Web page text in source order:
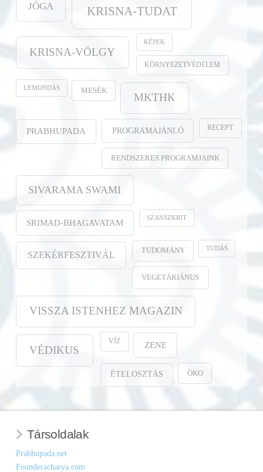
JÓGA KRISNA-TUDAT
KRISNA-VÖLGY
KÉPEK
KÖRNYEZETVÉDELEM
LEMONDÁS MESÉK
MKTHK
PRABHUPADA PROGRAMAJÁNLÓ RECEPT
RENDSZERES PROGRAMJAINK
SIVARAMA SWAMI
SRIMAD-BHAGAVATAM SZANSZKRIT
SZEKÉRFESZTIVÁL TUDOMÁNY TUDÁS
VEGETÁRIÁNUS
VISSZA ISTENHEZ MAGAZIN
VÉDIKUS
VÍZ ZENE
ÉTELOSZTÁS ÖKO
Társoldalak
Prabhupada.net
Founderacharya.com